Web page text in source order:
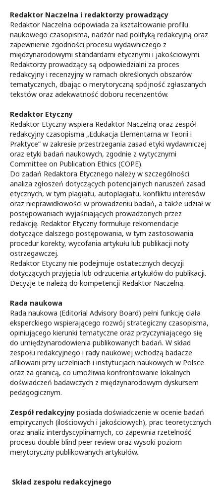
Redaktor Naczelna i redaktorzy prowadzący
Redaktor Naczelna odpowiada za kształtowanie profilu
naukowego czasopisma, nadzór nad polityką redakcyjną oraz
zapewnienie zgodności procesu wydawniczego z
międzynarodowymi standardami etycznymi i jakościowymi.
Redaktorzy prowadzący są odpowiedzialni za proces
redakcyjny i recenzyjny w ramach określonych obszarów
tematycznych, dbając o merytoryczną spójność zgłaszanych
tekstów oraz adekwatność doboru recenzentów.
Redaktor Etyczny
Redaktor Etyczny wspiera Redaktor Naczelną oraz zespół
redakcyjny czasopisma „Edukacja Elementarna w Teorii i
Praktyce” w zakresie przestrzegania zasad etyki wydawniczej
oraz etyki badań naukowych, zgodnie z wytycznymi
Committee on Publication Ethics (COPE).
Do zadań Redaktora Etycznego należy w szczególności
analiza zgłoszeń dotyczących potencjalnych naruszeń zasad
etycznych, w tym plagiatu, autoplagiatu, konfliktu interesów
oraz nieprawidłowości w prowadzeniu badań, a także udział w
postępowaniach wyjaśniających prowadzonych przez
redakcję. Redaktor Etyczny formułuje rekomendacje
dotyczące dalszego postępowania, w tym zastosowania
procedur korekty, wycofania artykułu lub publikacji noty
ostrzegawczej.
Redaktor Etyczny nie podejmuje ostatecznych decyzji
dotyczących przyjęcia lub odrzucenia artykułów do publikacji.
Decyzje te należą do kompetencji Redaktor Naczelną.
Rada naukowa
Rada naukowa (Editorial Advisory Board) pełni funkcję ciała
eksperckiego wspierającego rozwój strategiczny czasopisma,
opiniującego kierunki tematyczne oraz przyczyniającego się
do umiędzynarodowienia publikowanych badań. W skład
zespołu redakcyjnego i rady naukowej wchodzą badacze
afiliowani przy uczelniach i instytucjach naukowych w Polsce
oraz za granicą, co umożliwia konfrontowanie lokalnych
doświadczeń badawczych z międzynarodowym dyskursem
pedagogicznym.
Zespół redakcyjny posiada doświadczenie w ocenie badań
empirycznych (ilościowych i jakościowych), prac teoretycznych
oraz analiz interdyscyplinarnych, co zapewnia rzetelność
procesu double blind peer review oraz wysoki poziom
merytoryczny publikowanych artykułów.
Skład zespołu redakcyjnego